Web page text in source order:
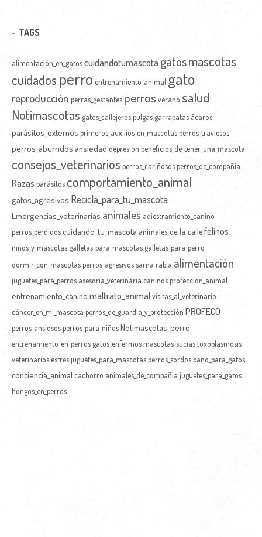
TAGS
alimentación_en_gatoscuidandotumascota gatosmascotas
cuidados perro entrenamiento_animal gato
reproducción perras_gestantes perros verano salud
Notimascotas gatos_callejeros pulgas garrapatas ácaros
parásitos_externos primeros_auxilios_en_mascotas perros_traviesos
perros_aburridos ansiedad depresión beneficios_de_tener_una_mascota
consejos_veterinarios perros_cariñosos perros_de_compañia
Razas parásitos comportamiento_animal
gatos_agresivos Recicla_para_tu_mascota
Emergencias_veterinarias animales adiestramiento_canino
perros_perdidoscuidando_tu_mascota animales_de_la_callefelinos
niños_y_mascotas galletas_para_mascotas galletas_para_perro
dormir_con_mascotasperros_agresivossarna rabia alimentación
juguetes_para_perros asesoría_veterinaria caninosproteccion_animal
entrenamiento_canino maltrato_animal visitas_al_veterinario
cáncer_en_mi_mascota perros_de_guardia_y_protección PROFECO
perros_ansiosos perros_para_niñosNotimascotas_perro
entrenamiento_en_perros gatos_enfermosmascotas_suciastoxoplasmosis
veterinarios estrésjuguetes_para_mascotas perros_sordosbaño_para_gatos
conciencia_animal cachorro animales_de_compañia juguetes_para_gatos
hongos_en_perros